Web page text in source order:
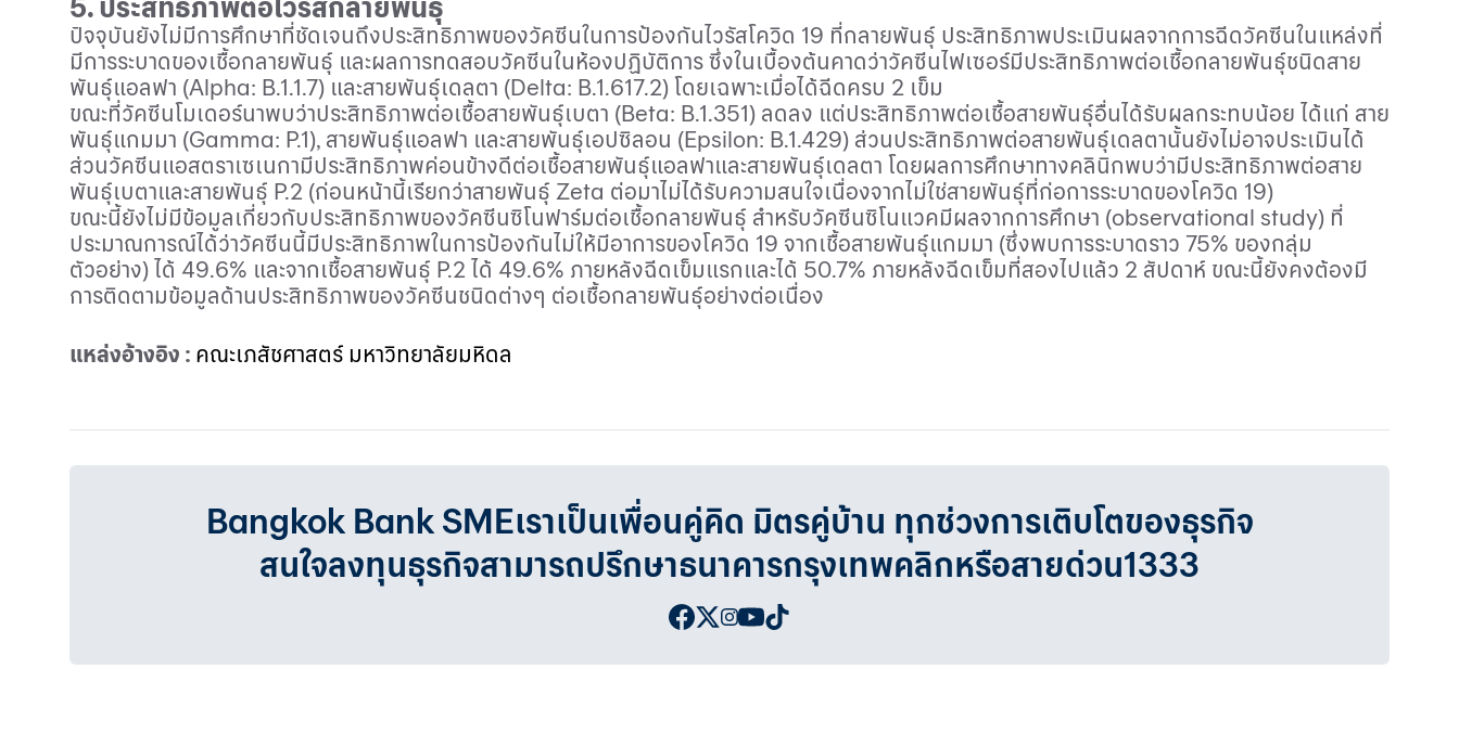
5. ประสิทธิภาพต่อไวรัสกลายพันธุ์
ปัจจุบันยังไม่มีการศึกษาที่ชัดเจนถึงประสิทธิภาพของวัคซีนในการป้องกันไวรัสโควิด 19 ที่กลายพันธุ์ ประสิทธิภาพประเมินผลจากการฉีดวัคซีนในแหล่งที่
มีการระบาดของเชื้อกลายพันธุ์ และผลการทดสอบวัคซีนในห้องปฏิบัติการ ซึ่งในเบื้องต้นคาดว่าวัคซีนไฟเซอร์มีประสิทธิภาพต่อเชื้อกลายพันธุ์ชนิดสาย
พันธุ์แอลฟา (Alpha: B.1.1.7) และสายพันธุ์เดลตา (Delta: B.1.617.2) โดยเฉพาะเมื่อได้ฉีดครบ 2 เข็ม
ขณะที่วัคซีนโมเดอร์นาพบว่าประสิทธิภาพต่อเชื้อสายพันธุ์เบตา (Beta: B.1.351) ลดลง แต่ประสิทธิภาพต่อเชื้อสายพันธุ์อื่นได้รับผลกระทบน้อย ได้แก่ สาย
พันธุ์แกมมา (Gamma: P.1), สายพันธุ์แอลฟา และสายพันธุ์เอปซิลอน (Epsilon: B.1.429) ส่วนประสิทธิภาพต่อสายพันธุ์เดลตานั้นยังไม่อาจประเมินได้
ส่วนวัคซีนแอสตราเซเนกามีประสิทธิภาพค่อนข้างดีต่อเชื้อสายพันธุ์แอลฟาและสายพันธุ์เดลตา โดยผลการศึกษาทางคลินิกพบว่ามีประสิทธิภาพต่อสาย
พันธุ์เบตาและสายพันธุ์ P.2 (ก่อนหน้านี้เรียกว่าสายพันธุ์ Zeta ต่อมาไม่ได้รับความสนใจเนื่องจากไม่ใช่สายพันธุ์ที่ก่อการระบาดของโควิด 19)
ขณะนี้ยังไม่มีข้อมูลเกี่ยวกับประสิทธิภาพของวัคซีนซิโนฟาร์มต่อเชื้อกลายพันธุ์ สำหรับวัคซีนซิโนแวคมีผลจากการศึกษา (observational study) ที่
ประมาณการณ์ได้ว่าวัคซีนนี้มีประสิทธิภาพในการป้องกันไม่ให้มีอาการของโควิด 19 จากเชื้อสายพันธุ์แกมมา (ซึ่งพบการระบาดราว 75% ของกลุ่ม
ตัวอย่าง) ได้ 49.6% และจากเชื้อสายพันธุ์ P.2 ได้ 49.6% ภายหลังฉีดเข็มแรกและได้ 50.7% ภายหลังฉีดเข็มที่สองไปแล้ว 2 สัปดาห์ ขณะนี้ยังคงต้องมี
การติดตามข้อมูลด้านประสิทธิภาพของวัคซีนชนิดต่างๆ ต่อเชื้อกลายพันธุ์อย่างต่อเนื่อง
แหล่งอ้างอิง : คณะเภสัชศาสตร์ มหาวิทยาลัยมหิดล
Bangkok Bank SMEเราเป็นเพื่อนคู่คิด มิตรคู่บ้าน ทุกช่วงการเติบโตของธุรกิจ
สนใจลงทุนธุรกิจสามารถปรึกษาธนาคารกรุงเทพคลิกหรือสายด่วน1333